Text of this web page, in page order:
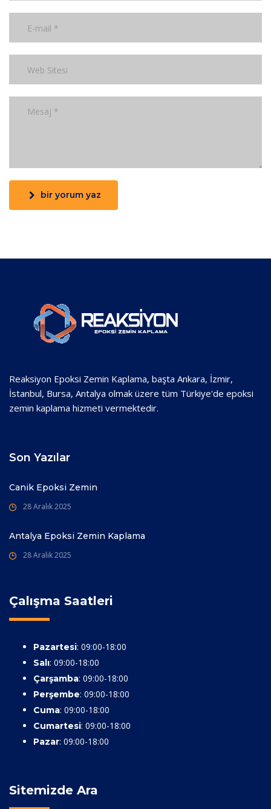
bir yorum yaz
Reaksiyon Epoksi Zemin Kaplama, başta Ankara, İzmir,
İstanbul, Bursa, Antalya olmak üzere tüm Türkiye'de epoksi
zemin kaplama hizmeti vermektedir.
Son Yazılar
Canik Epoksi Zemin
28 Aralık 2025
Antalya Epoksi Zemin Kaplama
28 Aralık 2025
Çalışma Saatleri
Pazartesi: 09:00-18:00
Salı: 09:00-18:00
Çarşamba: 09:00-18:00
Perşembe: 09:00-18:00
Cuma: 09:00-18:00
Cumartesi: 09:00-18:00
Pazar: 09:00-18:00
Sitemizde Ara